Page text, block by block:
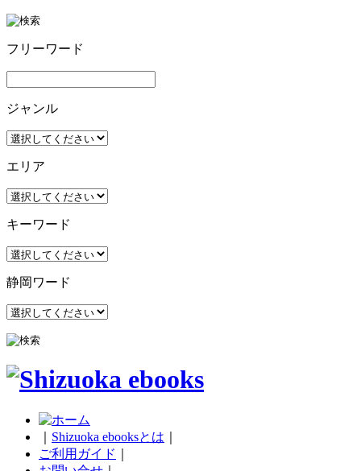
フリーワード
ジャンル
エリア
キーワード
静岡ワード
Shizuoka ebooksとは
ご利用ガイド